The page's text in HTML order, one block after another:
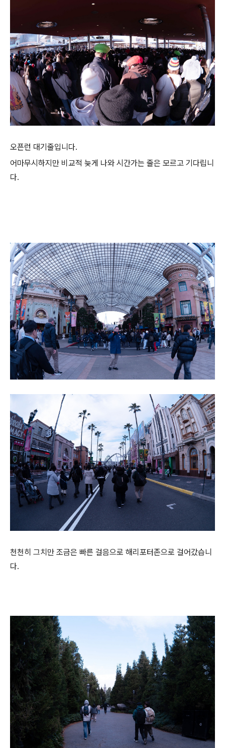
오픈런 대기줄입니다.
어마무시하지만 비교적 늦게 나와 시간가는 줄은 모르고 기다립니
다.
천천히 그치만 조금은 빠른 걸음으로 해리포터존으로 걸어갔습니
다.